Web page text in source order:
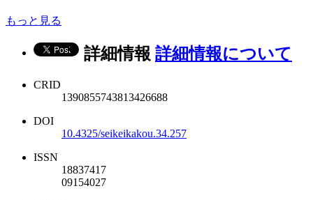
もっと見る
詳細情報 詳細情報について
CRID
1390855743813426688
DOI
10.4325/seikeikakou.34.257
ISSN
18837417
09154027